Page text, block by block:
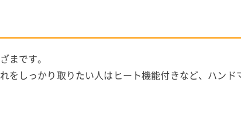
まです。
をしっかり取りたい人はヒート機能付きなど、ハンド